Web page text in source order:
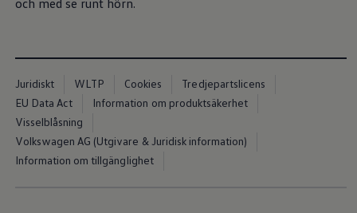
Hitta serviceverkstad
Hjälp med appar och digitala tjänster
Digital Instruktionsbok
Mobilitetsgarantin
Uppdateringar för elbilar
Uppdateringar för förbränningsbilar
Broschyrarkiv
Förarassistans
och med se runt hörn.
Juridiskt WLTP Cookies
Tredjepartslicens
EU Data Act
Information om produktsäkerhet
Visselblåsning
Volkswagen AG (Utgivare & Juridisk information)
Information om tillgänglighet